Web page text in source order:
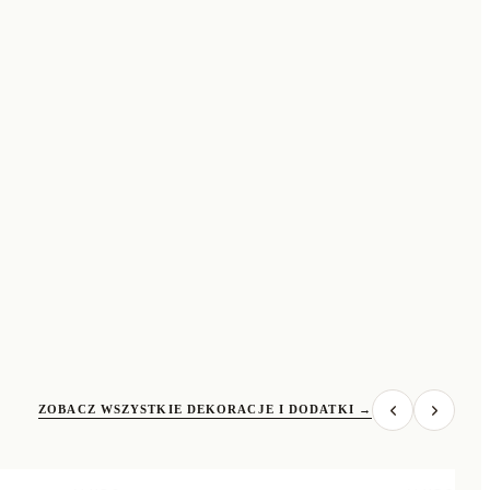
ZOBACZ WSZYSTKIE DEKORACJE I DODATKI →